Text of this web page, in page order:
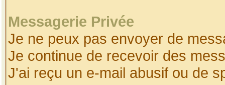
Messagerie Privée
Je ne peux pas envoyer de
Je continue de recevoir des
J'ai reçu un e-mail abusif ou de